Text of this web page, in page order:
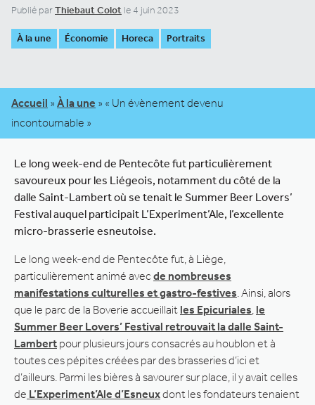
Publié parThiebaut Colot le 4 juin 2023
À la une Économie Horeca Portraits
Accueil » À la une » « Un évènement devenu
incontournable »
Le long week-end de Pentecôte fut particulièrement
savoureux pour les Liégeois, notamment du côté de la
dalle Saint-Lambert où se tenait le Summer Beer Lovers’
Festival auquel participait L’Experiment’Ale, l’excellente
micro-brasserie esneutoise.
Le long week-end de Pentecôte fut, à Liège,
particulièrement animé avecde nombreuses
manifestations culturelles et gastro-festives . Ainsi, alors
que le parc de la Boverie accueillait les Epicuriales le
Summer Beer Lovers’ Festival retrouvait la dalle Saint-
Lambert pour plusieurs jours consacrés au houblon et à
toutes ces pépites créées par des brasseries d’ici et
d’ailleurs. Parmi les bières à savourer sur place, il y avait celles
de L’Experiment’Ale d’Esneuxdont les fondateurs tenaient